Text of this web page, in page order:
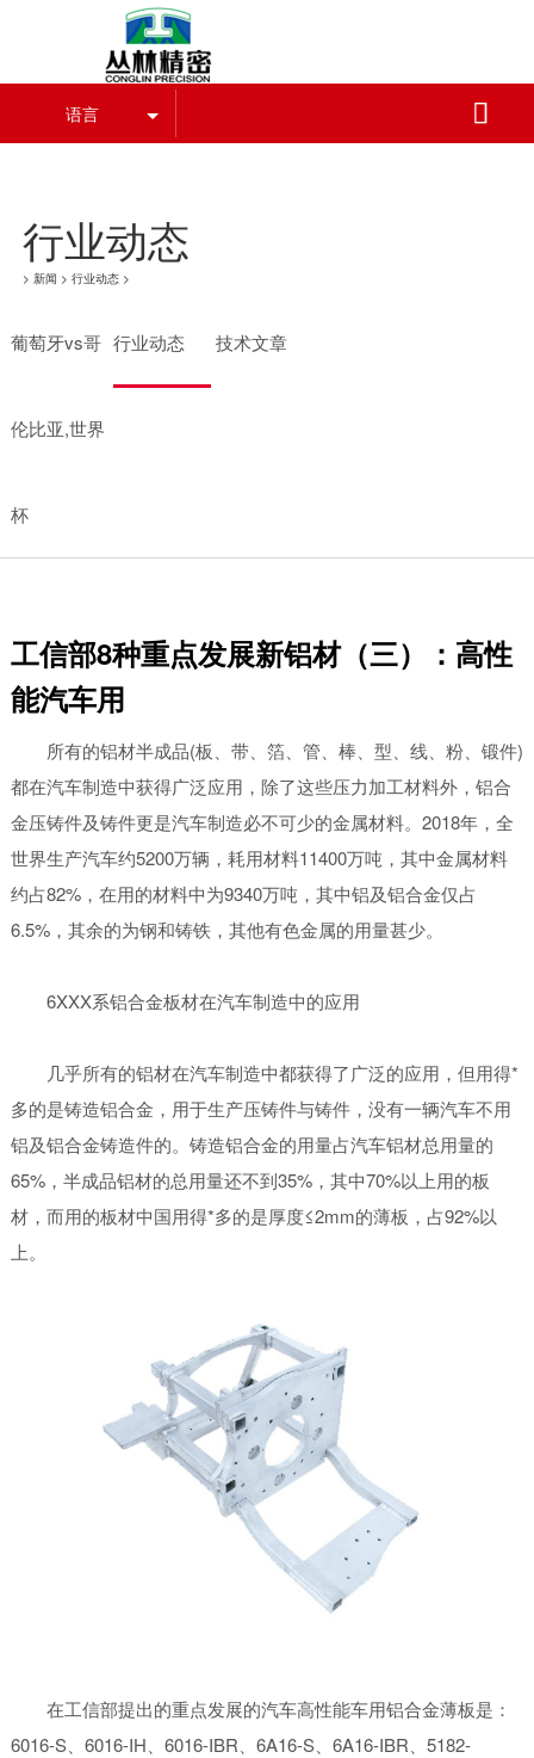
葡萄牙vs哥伦比亚,世界杯

语言
行业动态
> 新闻 > 行业动态>
葡萄牙vs哥
伦比亚,世界
杯
行业动态 技术文章
工信部8种重点发展新铝材（三）：高性
能汽车用
所有的铝材半成品(板、带、箔、管、棒、型、线、粉、锻件)
都在汽车制造中获得广泛应用，除了这些压力加工材料外，铝合
金压铸件及铸件更是汽车制造必不可少的金属材料。2018年，全
世界生产汽车约5200万辆，耗用材料11400万吨，其中金属材料
约占82%，在用的材料中为9340万吨，其中铝及铝合金仅占
6.5%，其余的为钢和铸铁，其他有色金属的用量甚少。
6XXX系铝合金板材在汽车制造中的应用
几乎所有的铝材在汽车制造中都获得了广泛的应用，但用得*
多的是铸造铝合金，用于生产压铸件与铸件，没有一辆汽车不用
铝及铝合金铸造件的。铸造铝合金的用量占汽车铝材总用量的
65%，半成品铝材的总用量还不到35%，其中70%以上用的板
材，而用的板材中国用得*多的是厚度≤2mm的薄板，占92%以
上。
在工信部提出的重点发展的汽车高性能车用铝合金薄板是：
6016-S、6016-IH、6016-IBR、6A16-S、6A16-IBR、5182-